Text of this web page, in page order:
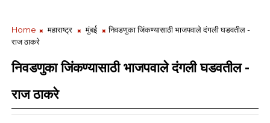
Home महाराष्ट्र मुंबई
निवडणुका जिंकण्यासाठी भाजपवाले दंगली घडवतील -
राज ठाकरे
निवडणुका जिंकण्यासाठी भाजपवाले दंगली घडवतील -
राज ठाकरे